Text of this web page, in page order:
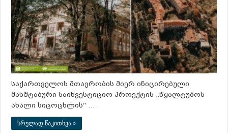
საქართველოს მთავრობის მიერ ინიცირებული
მასშტაბური საინვესტიციო პროექტის „წყალტუბოს
ახალი სიცოცხლის“ …
სრულად წაკითხვა »